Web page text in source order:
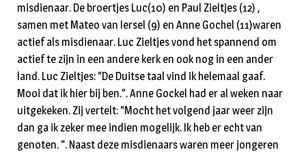
misdienaar. De broertjes Luc(10) en Paul Zieltjes (12) ,
samen met Mateo van Iersel (9) en Anne Gochel (11)waren
actief als misdienaar. Luc Zieltjes vond het spannend om
actief te zijn in een andere kerk en ook nog in een ander
land. Luc Zieltjes: “De Duitse taal vind ik helemaal gaaf.
Mooi dat ik hier bij ben.”. Anne Gockel had er al weken naar
uitgekeken. Zij vertelt: “Mocht het volgend jaar weer zijn
dan ga ik zeker mee indien mogelijk. Ik heb er echt van
genoten. “. Naast deze misdienaars waren meer jongeren